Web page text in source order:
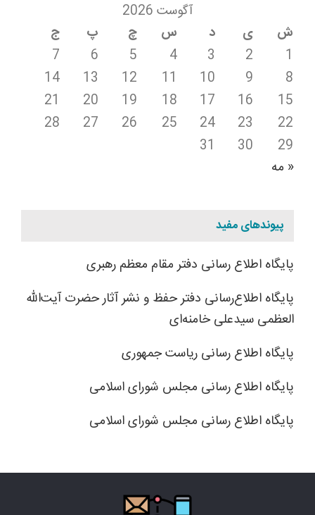
آگوست 2026
ش
ی د س چ پ
ج
1
2
3
4
5
6
7
8
9
10
11
12
13
14
15
16
17
18
19
20
21
22
23
24
25
26
27
28
29
30
31
« مه
پیوندهای مفید
پایگاه اطلاع رسانی دفتر مقام معظم رهبری
پایگاه اطلاع‌رسانی دفتر حفظ و نشر آثار حضرت آیت‌الله
العظمی سیدعلی خامنه‌ای
پایگاه اطلاع رسانی ریاست جمهوری
پایگاه اطلاع رسانی مجلس شورای اسلامی
پایگاه اطلاع رسانی مجلس شورای اسلامی